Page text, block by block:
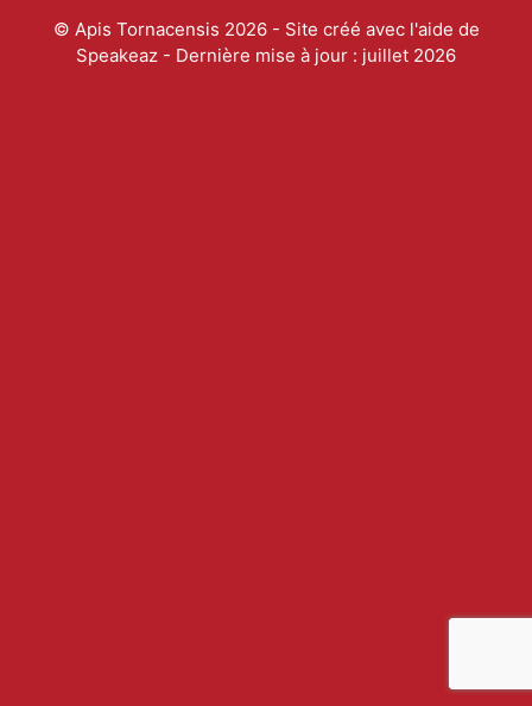
© Apis Tornacensis 2026 - Site créé avec l'aide de
Speakeaz - Dernière mise à jour : juillet 2026